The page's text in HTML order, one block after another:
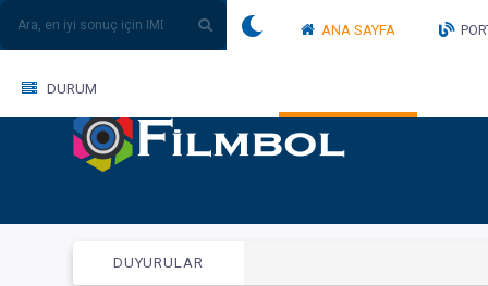
ANA SAYFA
DURUM
DUYURULAR